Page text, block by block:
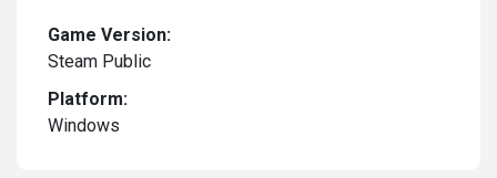
Game Version:
Steam Public
Platform:
Windows